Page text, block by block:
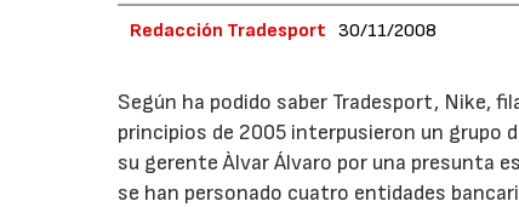
Redacción Tradesport 30/11/2008
Según ha podido saber Tradesport, Nike,
principios de 2005 interpusieron un grupo
su gerente Àlvar Álvaro por una presunta
se han personado cuatro entidades